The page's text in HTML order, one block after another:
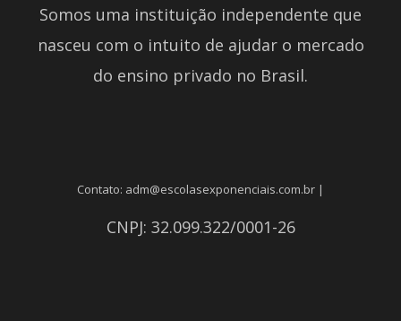
Somos uma instituição independente que
nasceu com o intuito de ajudar o mercado
do ensino privado no Brasil.
Contato: adm@escolasexponenciais.com.br |
CNPJ: 32.099.322/0001-26